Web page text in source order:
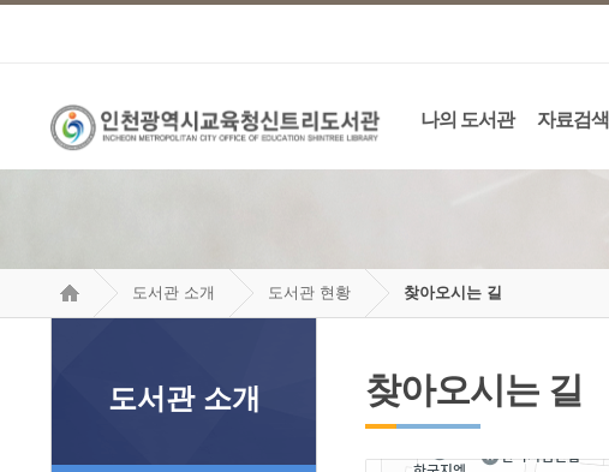
나의 도서관 자료검색
도서관 소개 도서관 현황 찾아오시는 길
도서관 소개 찾아오시는 길